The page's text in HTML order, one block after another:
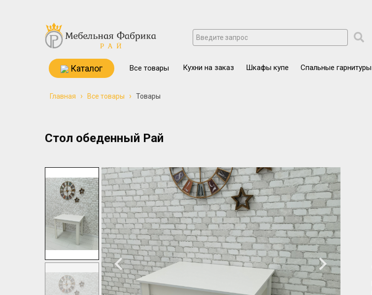
Кухни на заказ
Шкафы купе Спальные гарнитуры
Все товары
Каталог
Главная › Все товары › Товары
Стол обеденный Рай